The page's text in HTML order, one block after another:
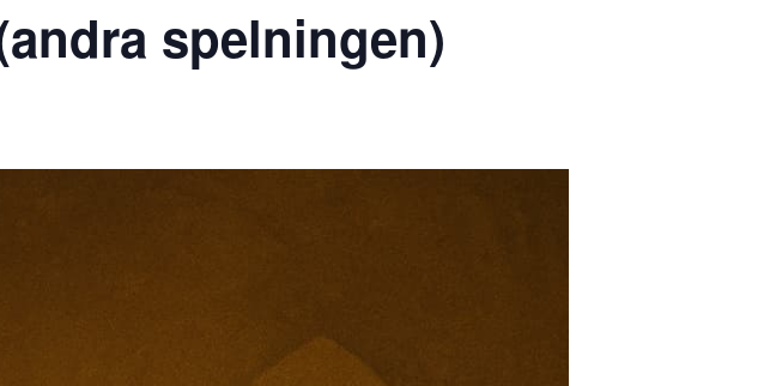
spelningen)